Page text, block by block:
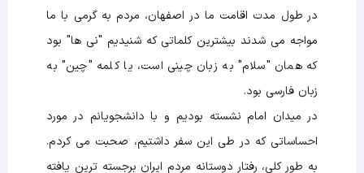
در طول مدت اقامت ما در اصفهان، مردم به گرمی با ما
مواجه می شدند بیشترین کلماتی که شنیدیم "نی ها" بود
که همان "سلام" به زبان چینی است، یا کلمه "چین" به
زبان فارسی بود.
در میدان امام نشسته بودیم و با دانشجویانم در مورد
احساساتی که در طی این سفر داشتیم، صحبت می کردم.
به طور کلی، رفتار دوستانه مردم ایران برجسته ترین یافته